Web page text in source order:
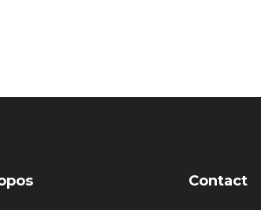
Contact